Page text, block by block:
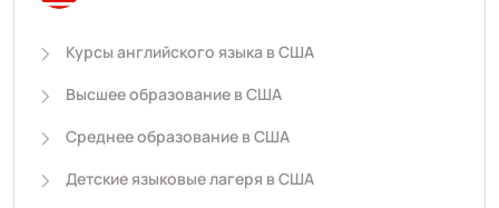
Курсы английского языка в США
Высшее образование в США
Среднее образование в США
Детские языковые лагеря в США